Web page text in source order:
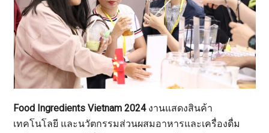
Food Ingredients Vietnam 2024งานแสดงสินค้า
เทคโนโลยี และนวัตกรรมส่วนผสมอาหารและเครื่องดื่ม